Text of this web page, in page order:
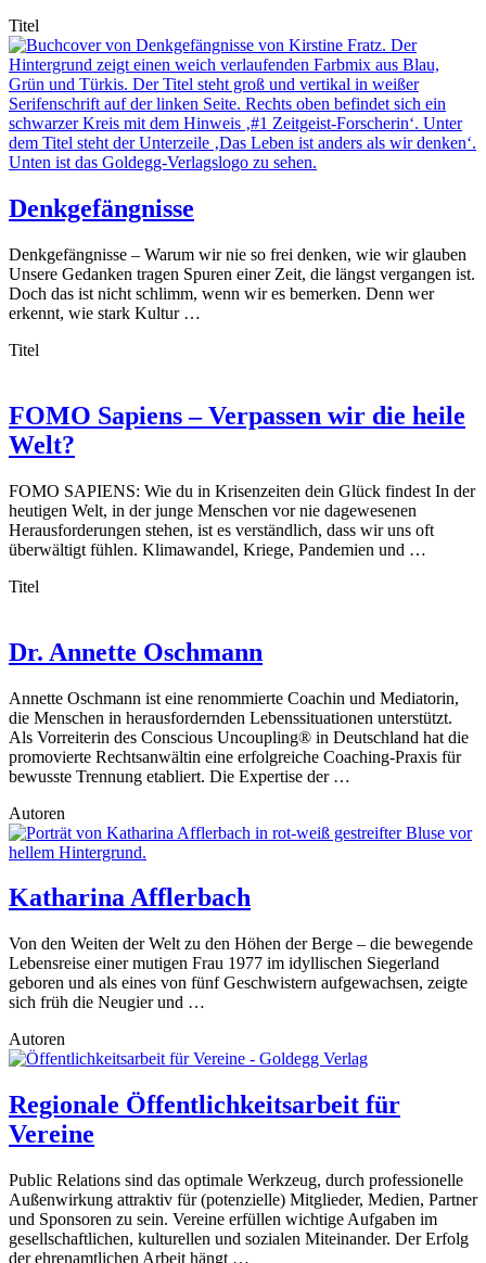
Titel
Denkgefängnisse
Denkgefängnisse – Warum wir nie so frei denken, wie wir glauben
Unsere Gedanken tragen Spuren einer Zeit, die längst vergangen ist.
Doch das ist nicht schlimm, wenn wir es bemerken. Denn wer
erkennt, wie stark Kultur …
Titel
FOMO Sapiens – Verpassen wir die heile
Welt?
FOMO SAPIENS: Wie du in Krisenzeiten dein Glück findest In der
heutigen Welt, in der junge Menschen vor nie dagewesenen
Herausforderungen stehen, ist es verständlich, dass wir uns oft
überwältigt fühlen. Klimawandel, Kriege, Pandemien und …
Titel
Dr. Annette Oschmann
Annette Oschmann ist eine renommierte Coachin und Mediatorin,
die Menschen in herausfordernden Lebenssituationen unterstützt.
Als Vorreiterin des Conscious Uncoupling® in Deutschland hat die
promovierte Rechtsanwältin eine erfolgreiche Coaching-Praxis für
bewusste Trennung etabliert. Die Expertise der …
Autoren
Katharina Afflerbach
Von den Weiten der Welt zu den Höhen der Berge – die bewegende
Lebensreise einer mutigen Frau 1977 im idyllischen Siegerland
geboren und als eines von fünf Geschwistern aufgewachsen, zeigte
sich früh die Neugier und …
Autoren
Regionale Öffentlichkeitsarbeit für
Vereine
Public Relations sind das optimale Werkzeug, durch professionelle
Außenwirkung attraktiv für (potenzielle) Mitglieder, Medien, Partner
und Sponsoren zu sein. Vereine erfüllen wichtige Aufgaben im
gesellschaftlichen, kulturellen und sozialen Miteinander. Der Erfolg
der ehrenamtlichen Arbeit hängt …